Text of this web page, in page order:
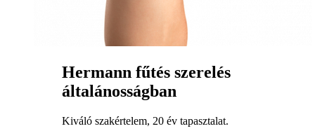
Hermann fűtés szerelés
általánosságban
Kiváló szakértelem, 20 év tapasztalat.